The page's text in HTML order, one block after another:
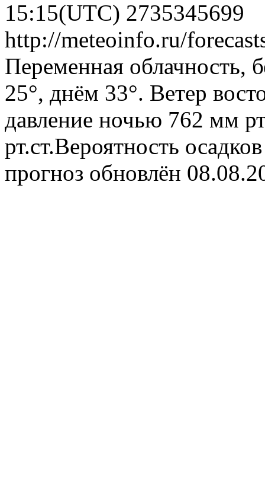
15:15(UTC) 2735345699
http://meteoinfo.ru/
Переменная облачность,
25°, днём 33°. Ветер
давление ночью 762 мм
рт.ст.Вероятность
прогноз обновлён